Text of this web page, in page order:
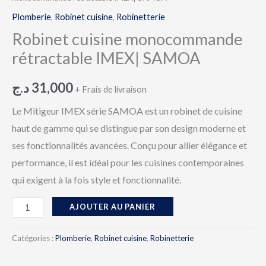
Plomberie, Robinet cuisine, Robinetterie
Robinet cuisine monocommande
rétractable IMEX| SAMOA
31,000د.ج + Frais de livraison
Le Mitigeur IMEX série SAMOA est un robinet de cuisine
haut de gamme qui se distingue par son design moderne et
ses fonctionnalités avancées. Conçu pour allier élégance et
performance, il est idéal pour les cuisines contemporaines
qui exigent à la fois style et fonctionnalité.
AJOUTER AU PANIER
Catégories :Plomberie, Robinet cuisine, Robinetterie